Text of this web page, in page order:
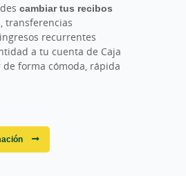
cambiar tus recibos
, transferencias
recurrentes
a tu cuenta de Caja
de forma cómoda, rápida